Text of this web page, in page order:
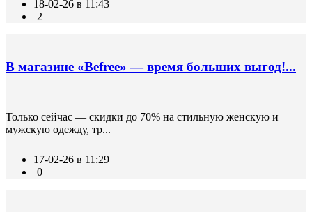
18-02-26 в 11:43
2
В магазине «Befree» — время больших выгод!...
Только сейчас — скидки до 70% на стильную женскую и
мужскую одежду, тр...
17-02-26 в 11:29
0